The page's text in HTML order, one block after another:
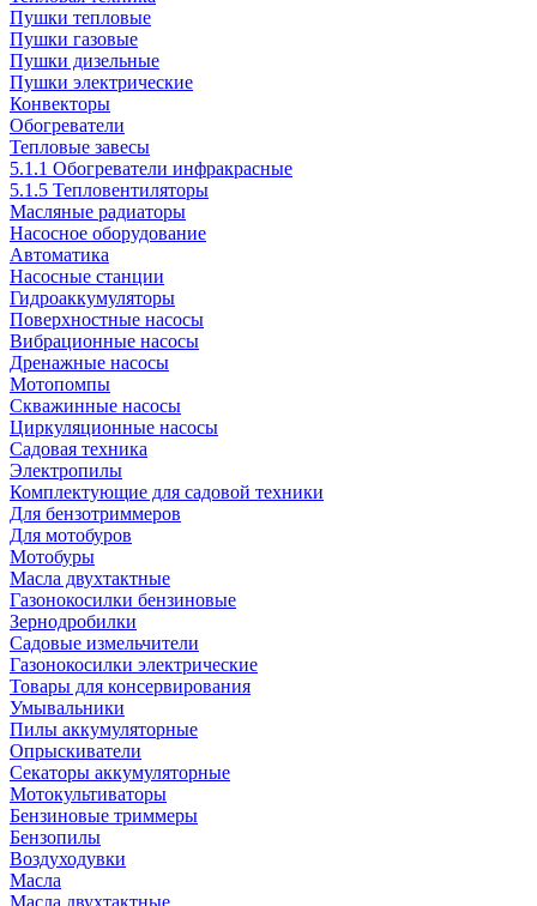
Пушки тепловые
Пушки газовые
Пушки дизельные
Пушки электрические
Конвекторы
Обогреватели
Тепловые завесы
5.1.1 Обогреватели инфракрасные
5.1.5 Тепловентиляторы
Масляные радиаторы
Насосное оборудование
Автоматика
Насосные станции
Гидроаккумуляторы
Поверхностные насосы
Вибрационные насосы
Дренажные насосы
Мотопомпы
Скважинные насосы
Циркуляционные насосы
Садовая техника
Электропилы
Комплектующие для садовой техники
Для бензотриммеров
Для мотобуров
Мотобуры
Масла двухтактные
Газонокосилки бензиновые
Зернодробилки
Садовые измельчители
Газонокосилки электрические
Товары для консервирования
Умывальники
Пилы аккумуляторные
Опрыскиватели
Секаторы аккумуляторные
Мотокультиваторы
Бензиновые триммеры
Бензопилы
Воздуходувки
Масла
Масла двухтактные